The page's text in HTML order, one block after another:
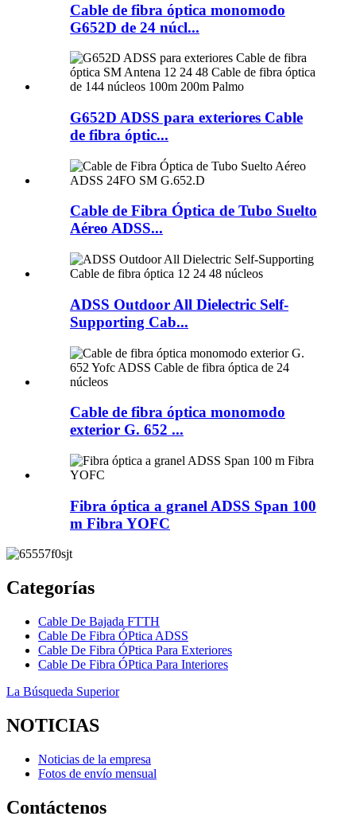
Cable de fibra óptica monomodo
G652D de 24 núcl...
G652D ADSS para exteriores Cable
de fibra óptic...
Cable de Fibra Óptica de Tubo Suelto
Aéreo ADSS...
ADSS Outdoor All Dielectric Self-
Supporting Cab...
Cable de fibra óptica monomodo
exterior G. 652 ...
Fibra óptica a granel ADSS Span 100
m Fibra YOFC
Categorías
Cable De Bajada FTTH
Cable De Fibra ÓPtica ADSS
Cable De Fibra ÓPtica Para Exteriores
Cable De Fibra ÓPtica Para Interiores
La Búsqueda Superior
NOTICIAS
Noticias de la empresa
Fotos de envío mensual
Contáctenos